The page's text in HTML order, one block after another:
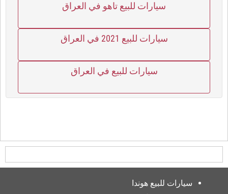
سيارات للبيع تاهو في العراق
سيارات للبيع 2021 في العراق
سيارات للبيع في العراق
سيارات للبيع هوندا